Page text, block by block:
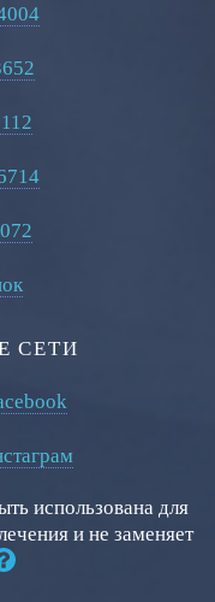
СЕТИ
использована для
и не заменяет